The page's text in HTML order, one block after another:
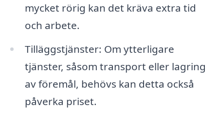
mycket rörig kan det kräva extra tid
och arbete.
Tilläggstjänster: Om ytterligare
tjänster, såsom transport eller lagring
av föremål, behövs kan detta också
påverka priset.